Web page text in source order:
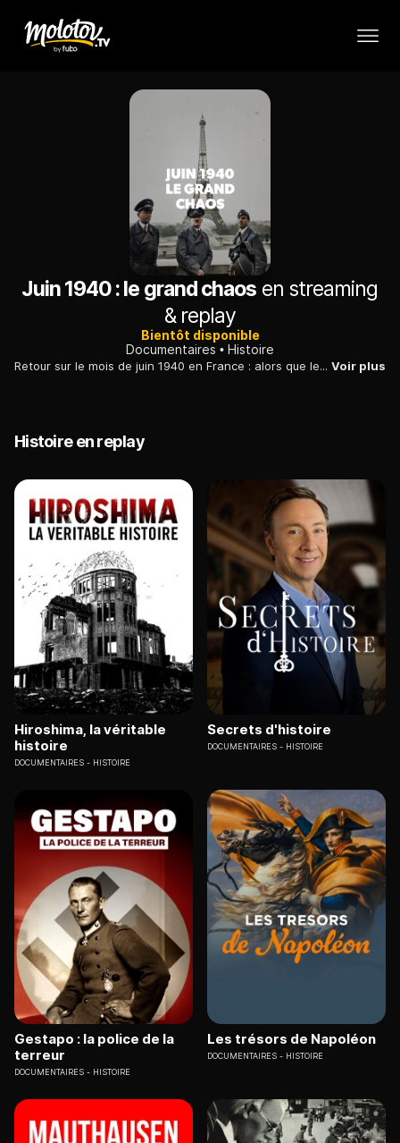
Juin 1940 : le grand chaos en streaming
& replay
Bientôt disponible
Documentaires
Histoire
Retour sur le mois de juin 1940 en France : alors que les forces allemandes gagnent du terrain, des millions de Français partent pour l'exode. Voir plus
Histoire en replay
Hiroshima, la véritable
histoire
DOCUMENTAIRES HISTOIRE
Secrets d'histoire
DOCUMENTAIRES HISTOIRE
Gestapo : la police de la
terreur
DOCUMENTAIRES HISTOIRE
Les trésors de Napoléon
DOCUMENTAIRES HISTOIRE